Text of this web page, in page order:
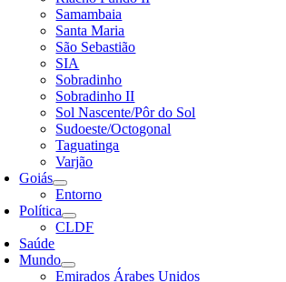
Samambaia
Santa Maria
São Sebastião
SIA
Sobradinho
Sobradinho II
Sol Nascente/Pôr do Sol
Sudoeste/Octogonal
Taguatinga
Varjão
Goiás
Entorno
Política
CLDF
Saúde
Mundo
Emirados Árabes Unidos